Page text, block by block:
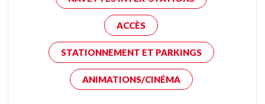
ACCÈS
STATIONNEMENT ET PARKINGS
ANIMATIONS/CINÉMA